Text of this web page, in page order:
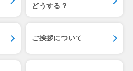
どうする？
ご挨拶について